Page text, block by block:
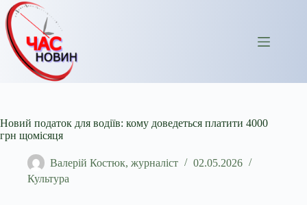
Перейти
до
вмісту
Новий податок для водіїв: кому доведеться платити 4000
грн щомісяця
Валерій Костюк, журналіст
02.05.2026
Культура